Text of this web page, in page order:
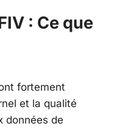
: Ce que
fortement
et la qualité
données de